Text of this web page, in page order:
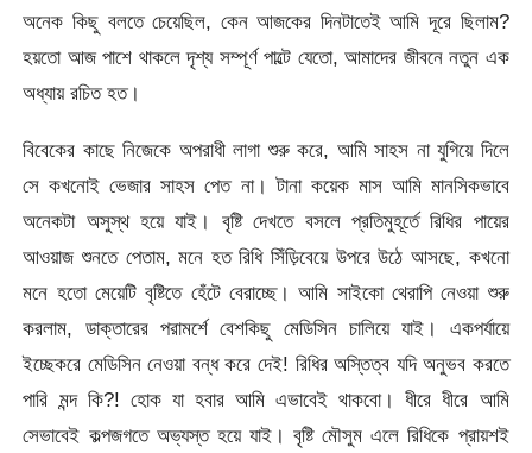
অনেক কিছু বলতে চেয়েছিল, কেন আজকের দিনটাতেই আমি দূরে ছিলাম?
হয়তো আজ পাশে থাকলে দৃশ্য সম্পূর্ণ পাল্টে যেতো, আমাদের জীবনে নতুন এক
অধ্যায় রচিত হত।
বিবেকের কাছে নিজেকে অপরাধী লাগা শুরু করে, আমি সাহস না যুগিয়ে দিলে
সে কখনোই ভেজার সাহস পেত না। টানা কয়েক মাস আমি মানসিকভাবে
অনেকটা অসুস্থ হয়ে যাই। বৃষ্টি দেখতে বসলে প্রতিমুহূর্তে রিধির পায়ের
আওয়াজ শুনতে পেতাম, মনে হত রিধি সিঁড়িবেয়ে উপরে উঠে আসছে, কখনো
মনে হতো মেয়েটি বৃষ্টিতে হেঁটে বেরাচ্ছে। আমি সাইকো থেরাপি নেওয়া শুরু
করলাম, ডাক্তারের পরামর্শে বেশকিছু মেডিসিন চালিয়ে যাই। একপর্যায়ে
ইচ্ছেকরে মেডিসিন নেওয়া বন্ধ করে দেই! রিধির অস্তিত্ব যদি অনুভব করতে
পারি মন্দ কি?! হোক যা হবার আমি এভাবেই থাকবো। ধীরে ধীরে আমি
সেভাবেই কল্পজগতে অভ্যস্ত হয়ে যাই। বৃষ্টি মৌসুম এলে রিধিকে প্রায়শই